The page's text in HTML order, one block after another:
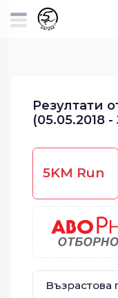
Резултати
(05.05.2018
5KM Run